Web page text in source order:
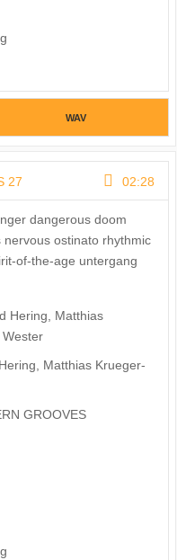
WAV
27 02:28
dangerous doom
ostinato rhythmic
of-the-age untergang
Hering, Matthias
Matthias Krueger-
GROOVES